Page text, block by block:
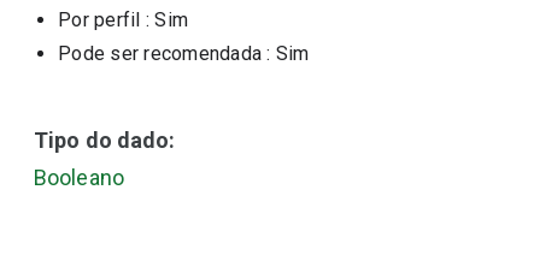
Por perfil : Sim
Pode ser recomendada : Sim
Tipo do dado:
Booleano